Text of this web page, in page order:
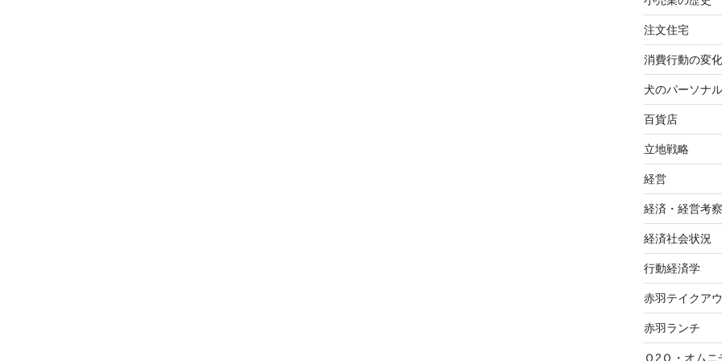
注文住宅
消費行動の変化
犬のパーソナ
百貨店
立地戦略
経営
経済・経営考察
経済社会状況
行動経済学
赤羽テイクア
赤羽ランチ
Ｏ2Ｏ・オムニ